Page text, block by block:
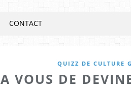
CONTACT
QUIZZ DE CULTURE
A VOUS DE